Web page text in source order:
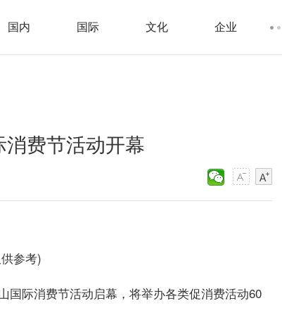
国内 国际 文化 企业
费节活动开幕
参考)
国际消费节活动启幕，将举办各类促消费活动60